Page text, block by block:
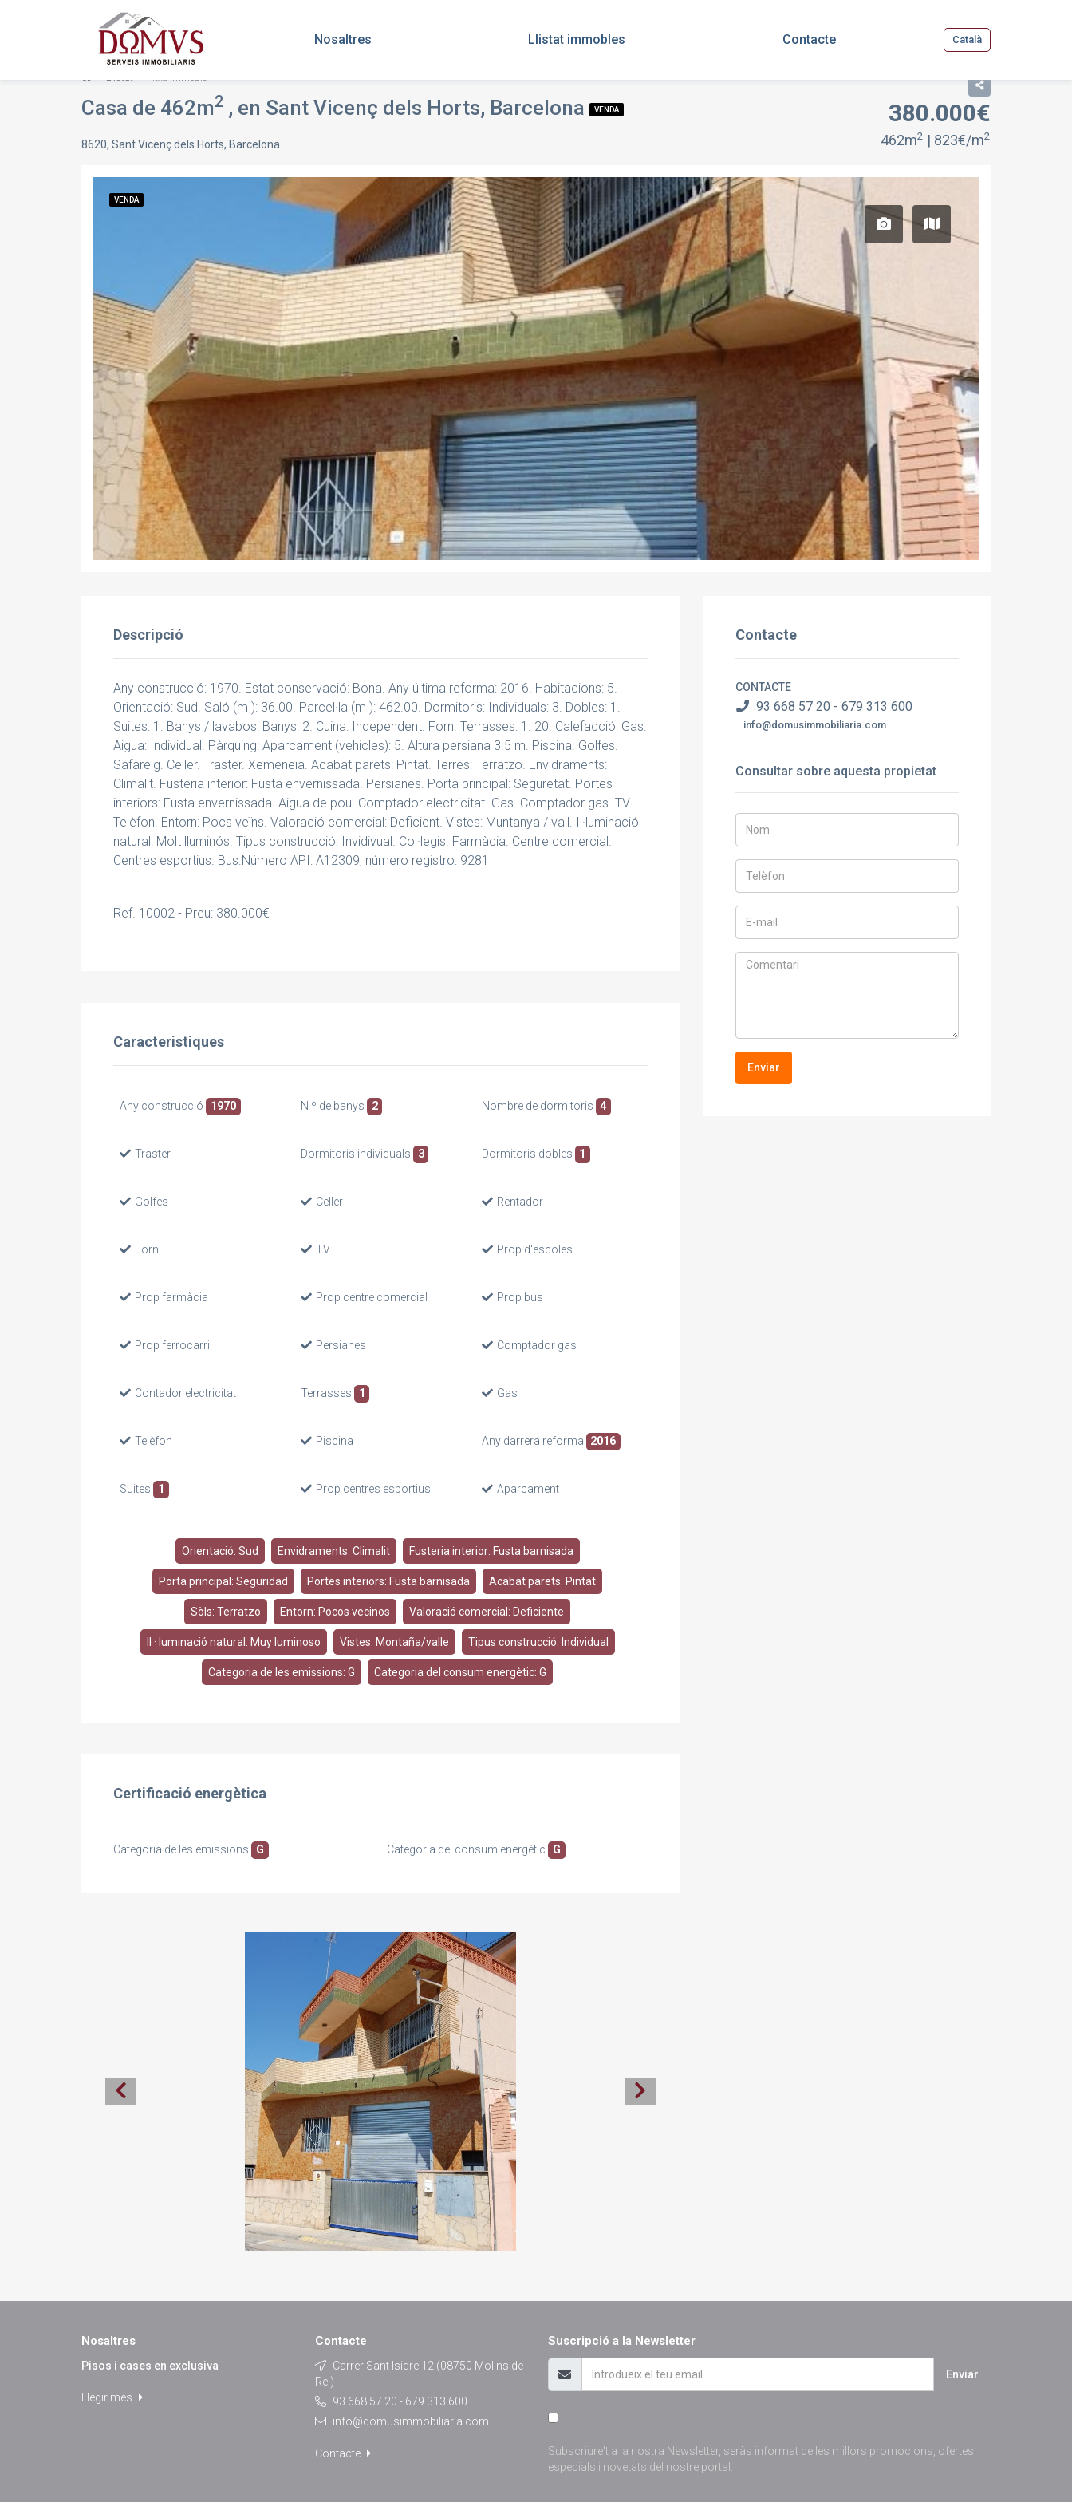
Nosaltres Llistat immobles Contacte Català
Llistat Fitxa immoble
Casa de 462m2 , en Sant Vicenç dels Horts, Barcelona VENDA
8620, Sant Vicenç dels Horts, Barcelona
380.000€
462m2 | 823€/m2
VENDA
Descripció
Any construcció: 1970. Estat conservació: Bona. Any última reforma: 2016. Habitacions: 5.
Orientació: Sud. Saló (m ): 36.00. Parcel·la (m ): 462.00. Dormitoris: Individuals: 3. Dobles: 1.
Suites: 1. Banys / lavabos: Banys: 2. Cuina: Independent. Forn. Terrasses: 1. 20. Calefacció: Gas.
Aigua: Individual. Pàrquing: Aparcament (vehicles): 5. Altura persiana 3.5 m. Piscina. Golfes.
Safareig. Celler. Traster. Xemeneia. Acabat parets: Pintat. Terres: Terratzo. Envidraments:
Climalit. Fusteria interior: Fusta envernissada. Persianes. Porta principal: Seguretat. Portes
interiors: Fusta envernissada. Aigua de pou. Comptador electricitat. Gas. Comptador gas. TV.
Telèfon. Entorn: Pocs veïns. Valoració comercial: Deficient. Vistes: Muntanya / vall. Il·luminació
natural: Molt lluminós. Tipus construcció: Invidivual. Col·legis. Farmàcia. Centre comercial.
Centres esportius. Bus.Número API: A12309, número registro: 9281
Ref. 10002 - Preu: 380.000€
Caracteristiques
Any construcció 1970 N º de banys 2 Nombre de dormitoris 4
Traster Dormitoris individuals 3 Dormitoris dobles 1
Golfes Celler Rentador
Forn TV Prop d'escoles
Prop farmàcia Prop centre comercial Prop bus
Prop ferrocarril Persianes Comptador gas
Contador electricitat Terrasses 1 Gas
Telèfon Piscina Any darrera reforma 2016
Suites 1 Prop centres esportius Aparcament
Orientació: Sud Envidraments: Climalit Fusteria interior: Fusta barnisada
Porta principal: Seguridad Portes interiors: Fusta barnisada Acabat parets: Pintat
Sòls: Terratzo Entorn: Pocos vecinos Valoració comercial: Deficiente
Il · luminació natural: Muy luminoso Vistes: Montaña/valle Tipus construcció: Individual
Categoria de les emissions: G Categoria del consum energètic: G
Certificació energètica
Categoria de les emissions G Categoria del consum energètic G
Contacte
CONTACTE
93 668 57 20 - 679 313 600
info@domusimmobiliaria.com
Consultar sobre aquesta propietat
Enviar
Nosaltres
Pisos i cases en exclusiva
Llegir més
Contacte
Carrer Sant Isidre 12 (08750 Molins de
Rei)
93 668 57 20 - 679 313 600
info@domusimmobiliaria.com
Contacte
Suscripció a la Newsletter
Enviar
Subscriure't a la nostra Newsletter, seràs informat de les millors promocions, ofertes
especials i novetats del nostre portal.